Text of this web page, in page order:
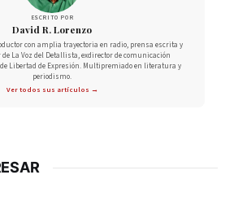
ESCRITO POR
David R. Lorenzo
con amplia trayectoria en radio, prensa escrita y
La Voz del Detallista, exdirector de comunicación
Libertad de Expresión. Multipremiado en literatura y
periodismo.
Ver todos sus artículos →